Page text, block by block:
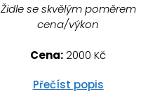
Židle se skvělým poměrem
cena/výkon
Cena:2000 Kč
Přečíst popis